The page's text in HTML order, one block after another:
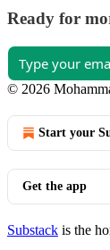
Ready for
© 2026
Start your
Get the app
Substack is the